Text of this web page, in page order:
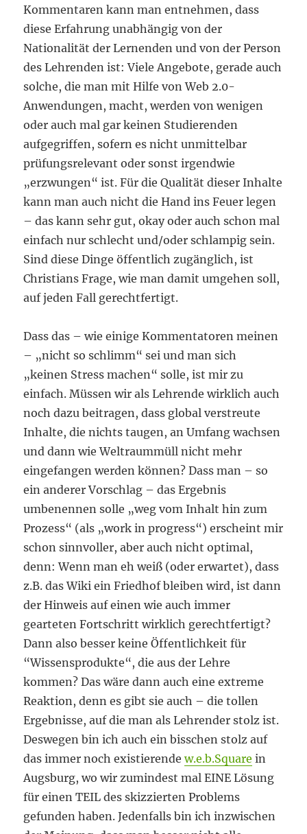
Kommentaren kann man entnehmen, dass
diese Erfahrung unabhängig von der
Nationalität der Lernenden und von der Person
des Lehrenden ist: Viele Angebote, gerade auch
solche, die man mit Hilfe von Web 2.0-
Anwendungen, macht, werden von wenigen
oder auch mal gar keinen Studierenden
aufgegriffen, sofern es nicht unmittelbar
prüfungsrelevant oder sonst irgendwie
„erzwungen“ ist. Für die Qualität dieser Inhalte
kann man auch nicht die Hand ins Feuer legen
– das kann sehr gut, okay oder auch schon mal
einfach nur schlecht und/oder schlampig sein.
Sind diese Dinge öffentlich zugänglich, ist
Christians Frage, wie man damit umgehen soll,
auf jeden Fall gerechtfertigt.
Dass das – wie einige Kommentatoren meinen
– „nicht so schlimm“ sei und man sich
„keinen Stress machen“ solle, ist mir zu
einfach. Müssen wir als Lehrende wirklich auch
noch dazu beitragen, dass global verstreute
Inhalte, die nichts taugen, an Umfang wachsen
und dann wie Weltraummüll nicht mehr
eingefangen werden können? Dass man – so
ein anderer Vorschlag – das Ergebnis
umbenennen solle „weg vom Inhalt hin zum
Prozess“ (als „work in progress“) erscheint mir
schon sinnvoller, aber auch nicht optimal,
denn: Wenn man eh weiß (oder erwartet), dass
z.B. das Wiki ein Friedhof bleiben wird, ist dann
der Hinweis auf einen wie auch immer
gearteten Fortschritt wirklich gerechtfertigt?
Dann also besser keine Öffentlichkeit für
“Wissensprodukte“, die aus der Lehre
kommen? Das wäre dann auch eine extreme
Reaktion, denn es gibt sie auch – die tollen
Ergebnisse, auf die man als Lehrender stolz ist.
Deswegen bin ich auch ein bisschen stolz auf
das immer noch existierendew.e.b.Square in
Augsburg, wo wir zumindest mal EINE Lösung
für einen TEIL des skizzierten Problems
gefunden haben. Jedenfalls bin ich inzwischen